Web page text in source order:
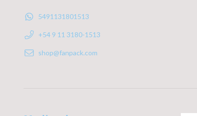
5491131801513
+54 9 11 3180-1513
shop@fanpack.com